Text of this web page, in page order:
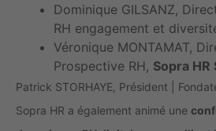
Dominique GILSANZ,
RH engagement et
Véronique MONTAMAT,
Prospective RH, Sopra
Patrick STORHAYE, Président |
Sopra HR a également animé une